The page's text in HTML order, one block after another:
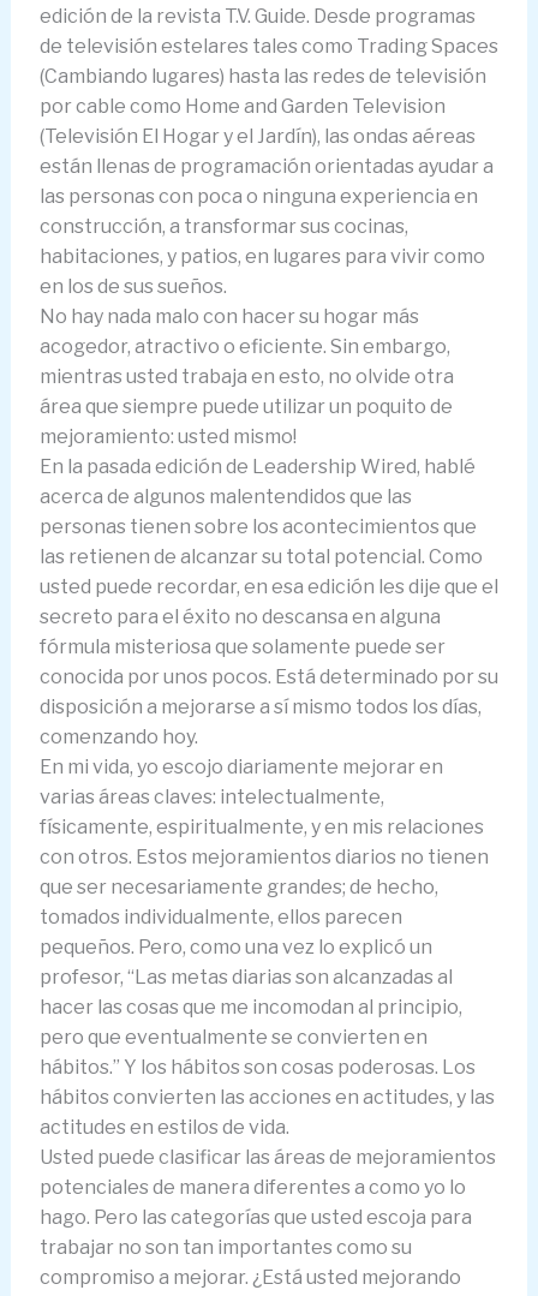
edición de la revista T.V. Guide. Desde programas
de televisión estelares tales como Trading Spaces
(Cambiando lugares) hasta las redes de televisión
por cable como Home and Garden Television
(Televisión El Hogar y el Jardín), las ondas aéreas
están llenas de programación orientadas ayudar a
las personas con poca o ninguna experiencia en
construcción, a transformar sus cocinas,
habitaciones, y patios, en lugares para vivir como
en los de sus sueños.
No hay nada malo con hacer su hogar más
acogedor, atractivo o eficiente. Sin embargo,
mientras usted trabaja en esto, no olvide otra
área que siempre puede utilizar un poquito de
mejoramiento: usted mismo!
En la pasada edición de Leadership Wired, hablé
acerca de algunos malentendidos que las
personas tienen sobre los acontecimientos que
las retienen de alcanzar su total potencial. Como
usted puede recordar, en esa edición les dije que el
secreto para el éxito no descansa en alguna
fórmula misteriosa que solamente puede ser
conocida por unos pocos. Está determinado por su
disposición a mejorarse a sí mismo todos los días,
comenzando hoy.
En mi vida, yo escojo diariamente mejorar en
varias áreas claves: intelectualmente,
físicamente, espiritualmente, y en mis relaciones
con otros. Estos mejoramientos diarios no tienen
que ser necesariamente grandes; de hecho,
tomados individualmente, ellos parecen
pequeños. Pero, como una vez lo explicó un
profesor, “Las metas diarias son alcanzadas al
hacer las cosas que me incomodan al principio,
pero que eventualmente se convierten en
hábitos.” Y los hábitos son cosas poderosas. Los
hábitos convierten las acciones en actitudes, y las
actitudes en estilos de vida.
Usted puede clasificar las áreas de mejoramientos
potenciales de manera diferentes a como yo lo
hago. Pero las categorías que usted escoja para
trabajar no son tan importantes como su
compromiso a mejorar. ¿Está usted mejorando